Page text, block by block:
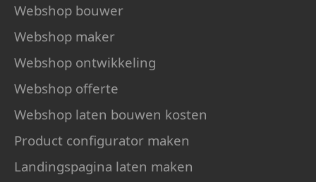
Webshop bouwer
Webshop maker
Webshop ontwikkeling
Webshop offerte
Webshop laten bouwen kosten
Product configurator maken
Landingspagina laten maken